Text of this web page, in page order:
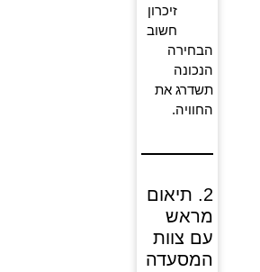
זיכרון
חשוב
הבחירה
הנכונה
תשדרג את
החוויה.
2. תיאום
מראש
עם צוות
המסעדה